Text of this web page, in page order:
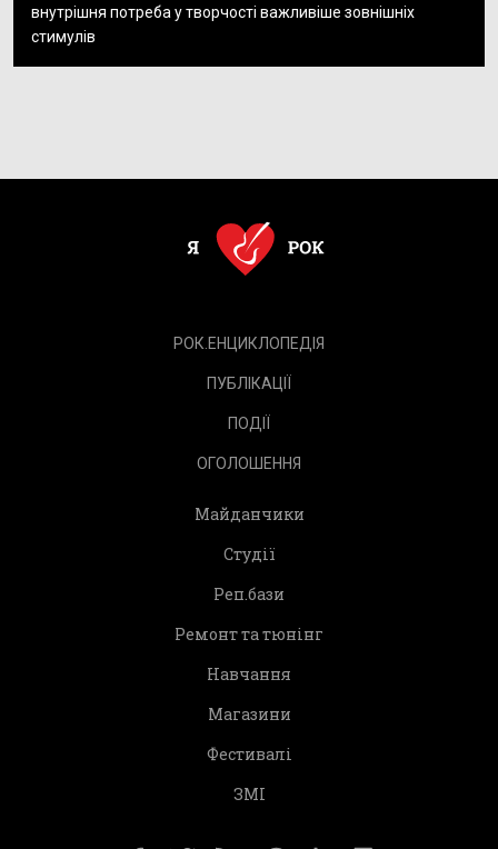
внутрішня потреба у творчості важливіше зовнішніх
стимулів
РОК.ЕНЦИКЛОПЕДІЯ
ПУБЛІКАЦІЇ
ПОДІЇ
ОГОЛОШЕННЯ
Майданчики
Студії
Реп.бази
Ремонт та тюнінг
Навчання
Магазини
Фестивалі
ЗМІ